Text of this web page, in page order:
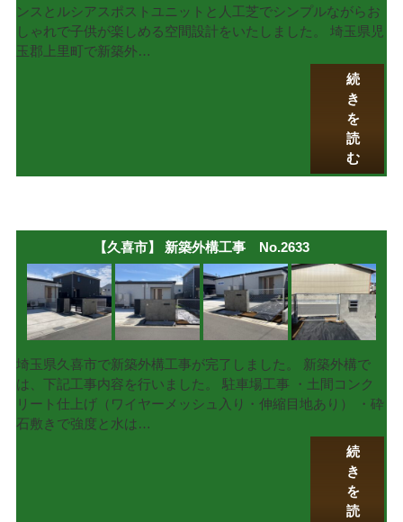
ンスとルシアスポストユニットと人工芝でシンプルながらお
しゃれで子供が楽しめる空間設計をいたしました。 埼玉県児
玉郡上里町で新築外…
続
き
を
読
む
【久喜市】 新築外構工事 No.2633
埼玉県久喜市で新築外構工事が完了しました。 新築外構で
は、下記工事内容を行いました。 駐車場工事 ・土間コンク
リート仕上げ（ワイヤーメッシュ入り・伸縮目地あり） ・砕
石敷きで強度と水は…
続
き
を
読